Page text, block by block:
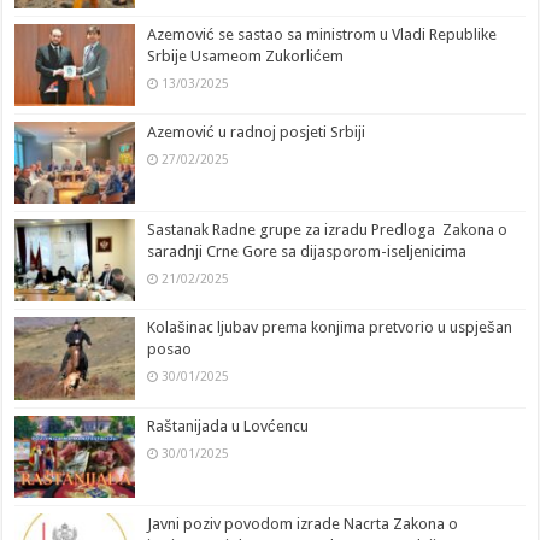
Azemović se sastao sa ministrom u Vladi Republike
Srbije Usameom Zukorlićem
13/03/2025
Azemović u radnoj posjeti Srbiji
27/02/2025
Sastanak Radne grupe za izradu Predloga Zakona o
saradnji Crne Gore sa dijasporom-iseljenicima
21/02/2025
Kolašinac ljubav prema konjima pretvorio u uspješan
posao
30/01/2025
Raštanijada u Lovćencu
30/01/2025
Javni poziv povodom izrade Nacrta Zakona o